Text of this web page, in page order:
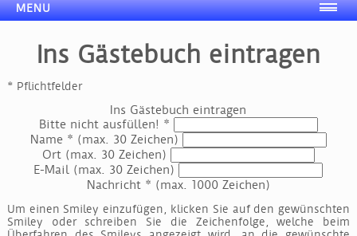
MENU
Ins Gästebuch eintragen
* Pflichtfelder
Ins Gästebuch eintragen
Bitte nicht ausfüllen! *
Name * (max. 30 Zeichen)
Ort (max. 30 Zeichen)
E-Mail (max. 30 Zeichen)
Nachricht * (max. 1000 Zeichen)
Um einen Smiley einzufügen, klicken Sie auf den gewünschten
Smiley oder schreiben Sie die Zeichenfolge, welche beim